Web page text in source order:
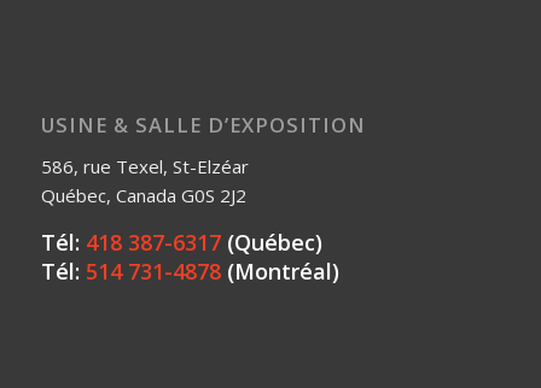
USINE & SALLE D’EXPOSITION
586, rue Texel, St-Elzéar
Québec, Canada G0S 2J2
Tél: 418 387-6317(Québec)
Tél: 514 731-4878(Montréal)